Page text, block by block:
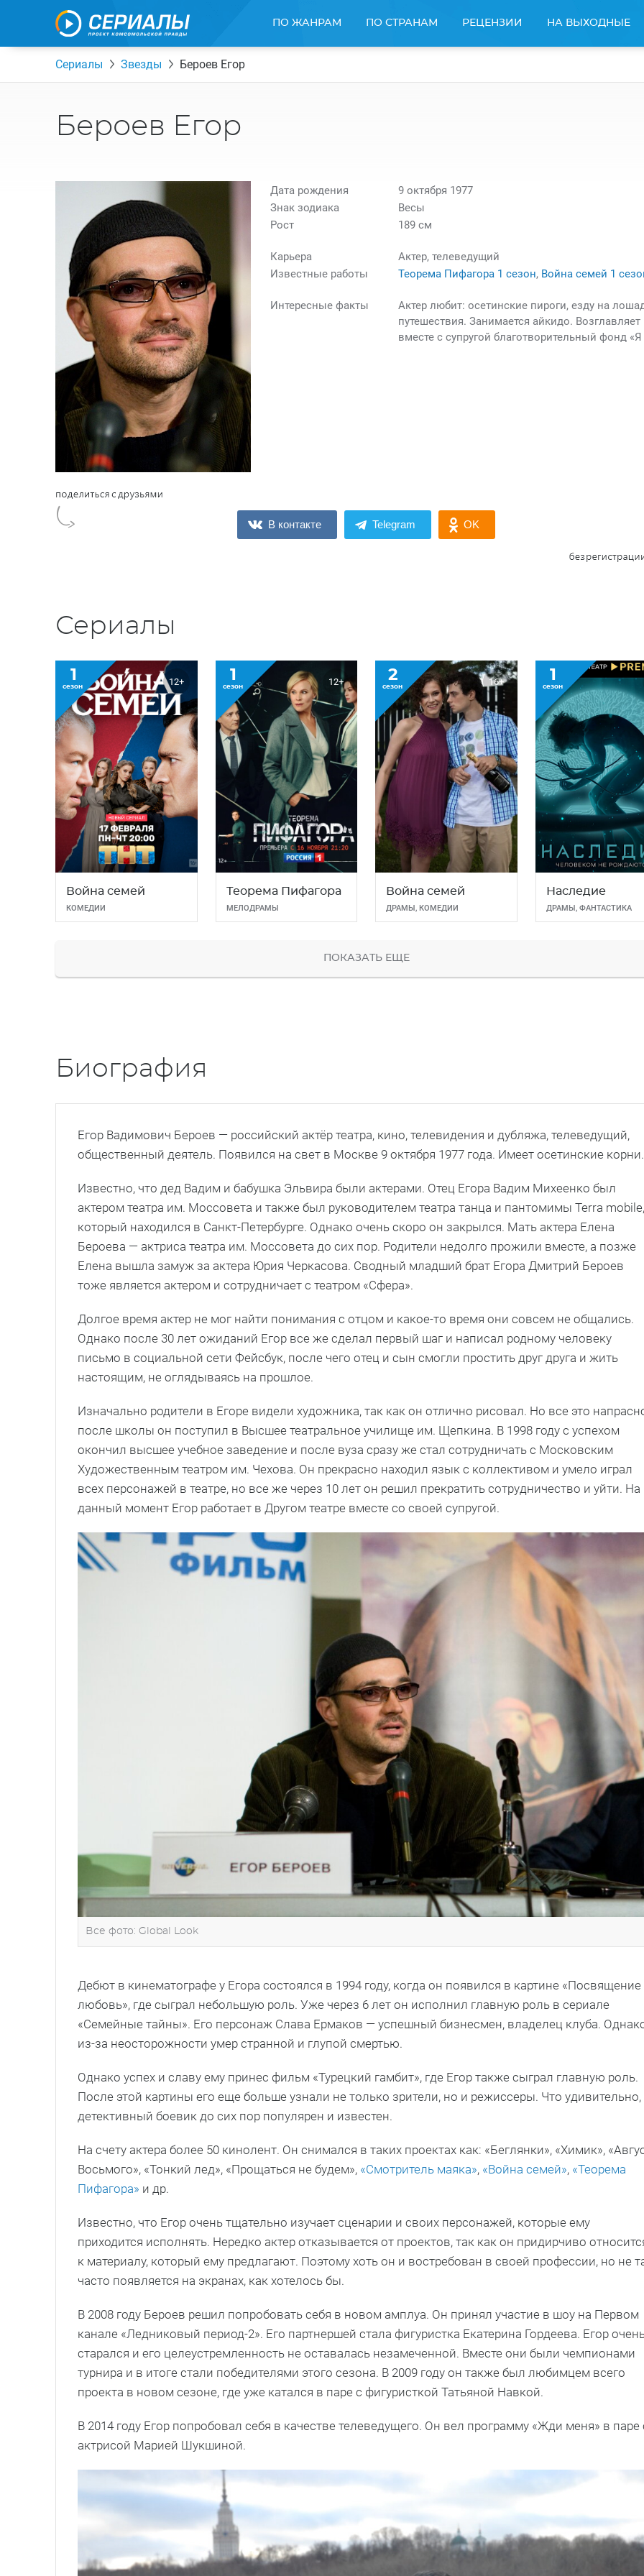
ПО ЖАНРАМ ПО СТРАНАМ РЕЦЕНЗИИ НА ВЫХОДНЫЕ
Сериалы Звезды Бероев Егор
Бероев Егор
Дата рождения
9 октября 1977
Знак зодиака
Весы
Рост
189 см
Карьера
Актер, телеведущий
Известные работы
Теорема Пифагора 1 сезон, Война семей 1
Интересные факты
Актер любит: осетинские пироги, езду на
путешествия. Занимается айкидо. Возглавляет
вместе с супругой благотворительный фонд «Я
В контакте Telegram OK
Сериалы
1
сезон 12+
Война семей
КОМЕДИИ
1
сезон 12+
Теорема Пифагора
МЕЛОДРАМЫ
2
сезон 16+
Война семей
ДРАМЫ , КОМЕДИИ
1
сезон
Наследие
ДРАМЫ , ФАНТАСТИКА
ПОКАЗАТЬ ЕЩЕ
Биография
Егор Вадимович Бероев — российский актёр театра, кино, телевидения и дубляжа, телеведущий,
общественный деятель. Появился на свет в Москве 9 октября 1977 года. Имеет осетинские корни.
Известно, что дед Вадим и бабушка Эльвира были актерами. Отец Егора Вадим Михеенко был
актером театра им. Моссовета и также был руководителем театра танца и пантомимы Terra mobile,
который находился в Санкт-Петербурге. Однако очень скоро он закрылся. Мать актера Елена
Бероева — актриса театра им. Моссовета до сих пор. Родители недолго прожили вместе, а позже
Елена вышла замуж за актера Юрия Черкасова. Сводный младший брат Егора Дмитрий Бероев
тоже является актером и сотрудничает с театром «Сфера».
Долгое время актер не мог найти понимания с отцом и какое-то время они совсем не общались.
Однако после 30 лет ожиданий Егор все же сделал первый шаг и написал родному человеку
письмо в социальной сети Фейсбук, после чего отец и сын смогли простить друг друга и жить
настоящим, не оглядываясь на прошлое.
Изначально родители в Егоре видели художника, так как он отлично рисовал. Но все это
после школы он поступил в Высшее театральное училище им. Щепкина. В 1998 году с успехом
окончил высшее учебное заведение и после вуза сразу же стал сотрудничать с Московским
Художественным театром им. Чехова. Он прекрасно находил язык с коллективом и умело играл
всех персонажей в театре, но все же через 10 лет он решил прекратить сотрудничество и уйти. На
данный момент Егор работает в Другом театре вместе со своей супругой.
Все фото: Global Look
Дебют в кинематографе у Егора состоялся в 1994 году, когда он появился в картине «Посвящение
любовь», где сыграл небольшую роль. Уже через 6 лет он исполнил главную роль в сериале
«Семейные тайны». Его персонаж Слава Ермаков — успешный бизнесмен, владелец клуба.
из-за неосторожности умер странной и глупой смертью.
Однако успех и славу ему принес фильм «Турецкий гамбит», где Егор также сыграл главную роль.
После этой картины его еще больше узнали не только зрители, но и режиссеры. Что удивительно,
детективный боевик до сих пор популярен и известен.
На счету актера более 50 кинолент. Он снимался в таких проектах как: «Беглянки», «Химик»,
Восьмого», «Тонкий лед», «Прощаться не будем», «Смотритель маяка», «Война семей», «Теорема
Пифагора» и др.
Известно, что Егор очень тщательно изучает сценарии и своих персонажей, которые ему
приходится исполнять. Нередко актер отказывается от проектов, так как он придирчиво
к материалу, который ему предлагают. Поэтому хоть он и востребован в своей профессии, но не
часто появляется на экранах, как хотелось бы.
В 2008 году Бероев решил попробовать себя в новом амплуа. Он принял участие в шоу на Первом
канале «Ледниковый период-2». Его партнершей стала фигуристка Екатерина Гордеева. Егор
старался и его целеустремленность не оставалась незамеченной. Вместе они были чемпионами
турнира и в итоге стали победителями этого сезона. В 2009 году он также был любимцем всего
проекта в новом сезоне, где уже катался в паре с фигуристкой Татьяной Навкой.
В 2014 году Егор попробовал себя в качестве телеведущего. Он вел программу «Жди меня» в паре
актрисой Марией Шукшиной.